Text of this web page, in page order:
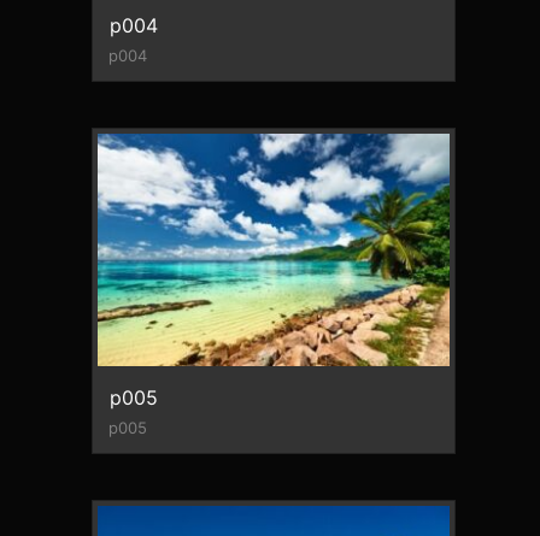
p004
p004
p005
p005